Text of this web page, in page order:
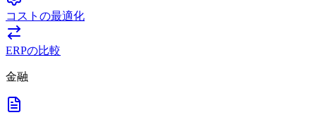
コストの最適化
ERPの比較
金融